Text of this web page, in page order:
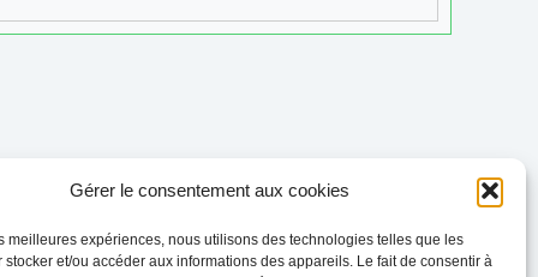
Gérer le consentement aux cookies
meilleures expériences, nous utilisons des technologies telles que les
stocker et/ou accéder aux informations des appareils. Le fait de consentir à
Évènement suivant→